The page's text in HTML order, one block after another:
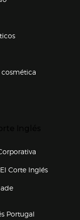
Corte Inglés(abre en
Portugal